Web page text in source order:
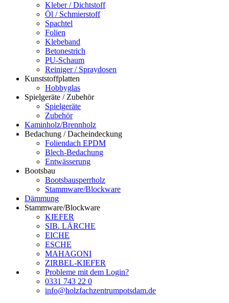
Kleber / Dichtstoff
Öl / Schmierstoff
Spachtel
Folien
Klebeband
Betonestrich
PU-Schaum
Reiniger / Spraydosen
Kunststoffplatten
Hobbyglas
Spielgeräte / Zubehör
Spielgeräte
Zubehör
Kaminholz/Brennholz
Bedachung / Dacheindeckung
Foliendach EPDM
Blech-Bedachung
Entwässerung
Bootsbau
Bootsbausperrholz
Stammware/Blockware
Dämmung
Stammware/Blockware
KIEFER
SIB. LÄRCHE
EICHE
ESCHE
MAHAGONI
ZIRBEL-KIEFER
Probleme mit dem Login?
0331 743 22 0
info@holzfachzentrumpotsdam.de